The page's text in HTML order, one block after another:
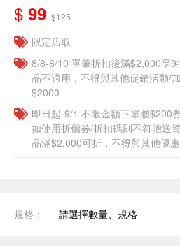
$ 99 $125
限定店取
8/8-8/10 單筆折扣後滿$2,000享
品不適用，不得與其他促銷活動/
$2000
即日起-9/1 不限金額下單贈$200
如使用折價券/折扣碼則不符贈送
品滿$2,000可折，不得與其他優
規格： 請選擇數量、規格